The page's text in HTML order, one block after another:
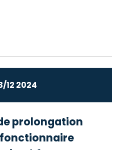
12 2024
prolongation
fonctionnaire